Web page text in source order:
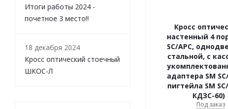
Кросс
настенный 4
SC/APC,
стальной, с
адаптера SM
пигтейла SM
КДЗС-60)
Под заказ
Итоги работы 2024 -
почетное 3 место!!
18 декабря 2024
Кросс оптический стоечный
ШКОС-Л